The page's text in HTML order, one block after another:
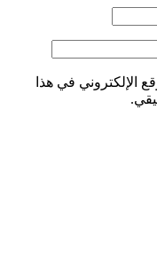
الإلكتروني في هذا